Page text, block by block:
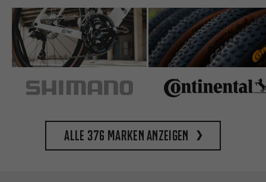
Alle 376 Marken anzeigen